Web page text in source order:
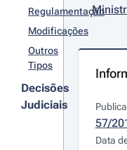
Regulamentação
Modificações
Outros
Tipos
Decisões
Judiciais
57/
Data